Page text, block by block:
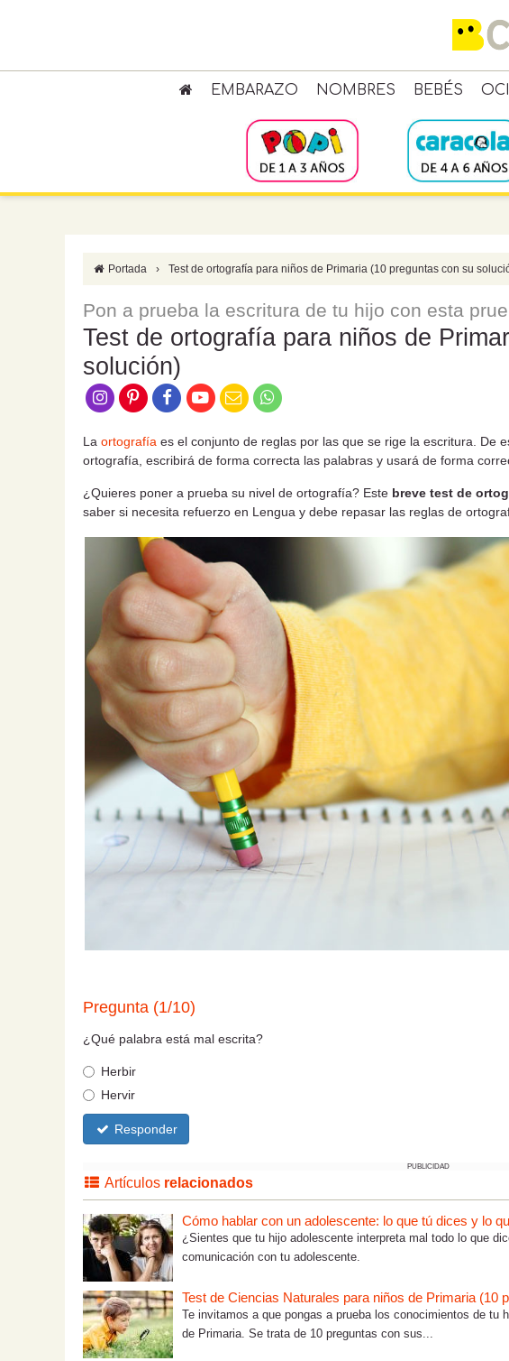
EMBARAZO NOMBRES BEBÉS
Portada › Test de ortografía para niños de Primaria (10 preguntas con su
Pon a prueba la escritura de tu hijo con esta
Test de ortografía para niños de
solución)
La ortografía es el conjunto de reglas por las que se rige la escritura. De
ortografía, escribirá de forma correcta las palabras y usará de forma
¿Quieres poner a prueba su nivel de ortografía? Este breve test de
saber si necesita refuerzo en Lengua y debe repasar las reglas de
Pregunta (1/10)
¿Qué palabra está mal escrita?
Herbir
Hervir
Responder
PUBLICIDAD
Artículos relacionados
Cómo hablar con un adolescente: lo que tú dices y lo
¿Sientes que tu hijo adolescente interpreta mal todo lo que
comunicación con tu adolescente.
Test de Ciencias Naturales para niños de Primaria (10
Te invitamos a que pongas a prueba los conocimientos de tu
de Primaria. Se trata de 10 preguntas con sus...